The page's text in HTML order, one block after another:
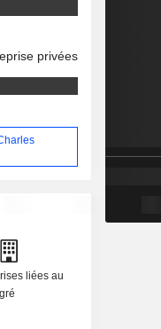
privées
liées au